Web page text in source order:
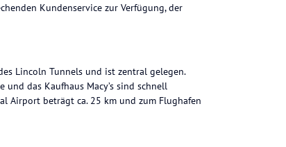
Kundenservice zur Verfügung, der
Lincoln Tunnels und ist zentral gelegen.
und das Kaufhaus Macy’s sind schnell
Airport beträgt ca. 25 km und zum Flughafen